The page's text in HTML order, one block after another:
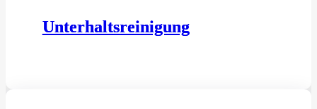
Unterhaltsreinigung